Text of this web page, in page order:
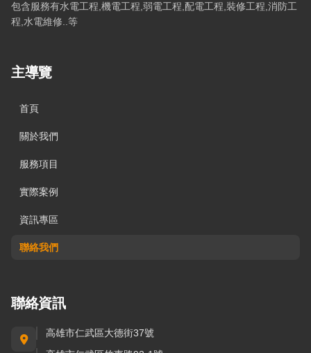
包含服務有水電工程,機電工程,弱電工程,配電工程,裝修工程,消防工
程,水電維修..等
主導覽
首頁
關於我們
服務項目
實際案例
資訊專區
聯絡我們
聯絡資訊
高雄市仁武區大德街37號